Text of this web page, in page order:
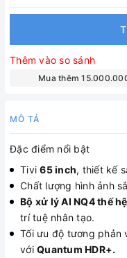
Thêm vào so sánh
Mua thêm
MÔ TẢ
Đặc điểm nổi bật
Tivi 65 inch, thiết kế
Chất lượng hình ảnh
Bộ xử lý AI NQ4 thế
trí tuệ nhân tạo.
Tối ưu độ tương phản
với Quantum HDR+.